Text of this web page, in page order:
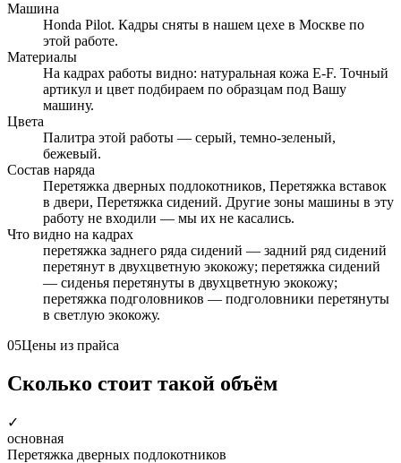
Машина
Honda Pilot. Кадры сняты в нашем цехе в Москве по
этой работе.
Материалы
На кадрах работы видно: натуральная кожа E-F. Точный
артикул и цвет подбираем по образцам под Вашу
машину.
Цвета
Палитра этой работы — серый, темно-зеленый,
бежевый.
Состав наряда
Перетяжка дверных подлокотников, Перетяжка вставок
в двери, Перетяжка сидений. Другие зоны машины в эту
работу не входили — мы их не касались.
Что видно на кадрах
перетяжка заднего ряда сидений — задний ряд сидений
перетянут в двухцветную экокожу; перетяжка сидений
— сиденья перетянуты в двухцветную экокожу;
перетяжка подголовников — подголовники перетянуты
в светлую экокожу.
05Цены из прайса
Сколько стоит такой объём
✓
основная
Перетяжка дверных подлокотников